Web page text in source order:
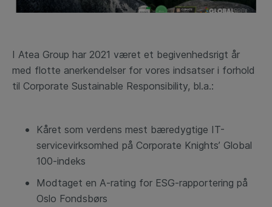
I Atea Group har 2021 været et begivenhedsrigt år
med flotte anerkendelser for vores indsatser i forhold
til Corporate Sustainable Responsibility, bl.a.:
Kåret som verdens mest bæredygtige IT-
servicevirksomhed på Corporate Knights’ Global
100-indeks
Modtaget en A-rating for ESG-rapportering på
Oslo Fondsbørs